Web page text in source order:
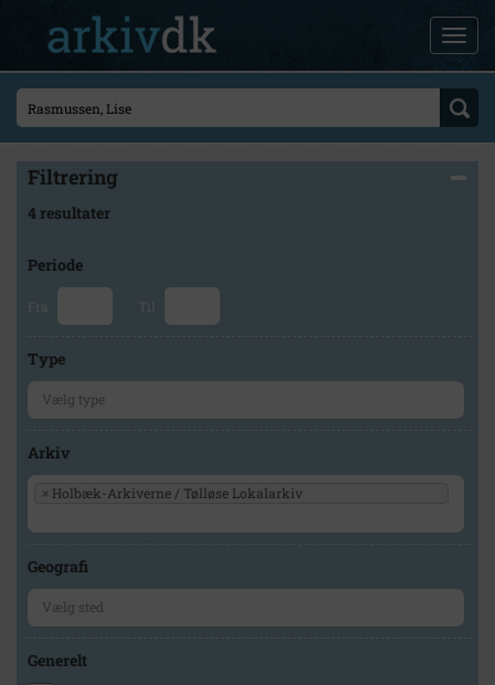
Filtrering
4 resultater
Periode
Fra Til
Type
Arkiv
× Holbæk-Arkiverne / Tølløse Lokalarkiv
Geografi
Generelt